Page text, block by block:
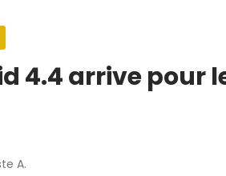
4.4 arrive pour
A.